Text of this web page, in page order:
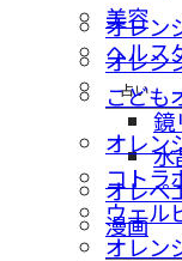
美容
ヘルス
占い
鏡
水
オレペ
漫画
オレン
オレン
こども
オレン
コトラ
ウェル
オレン